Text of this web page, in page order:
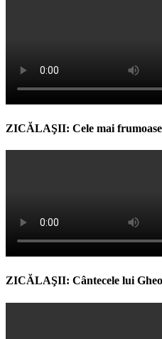
ZICĂLAŞII: Cele mai frumoase
ZICĂLAŞII: Cântecele lui